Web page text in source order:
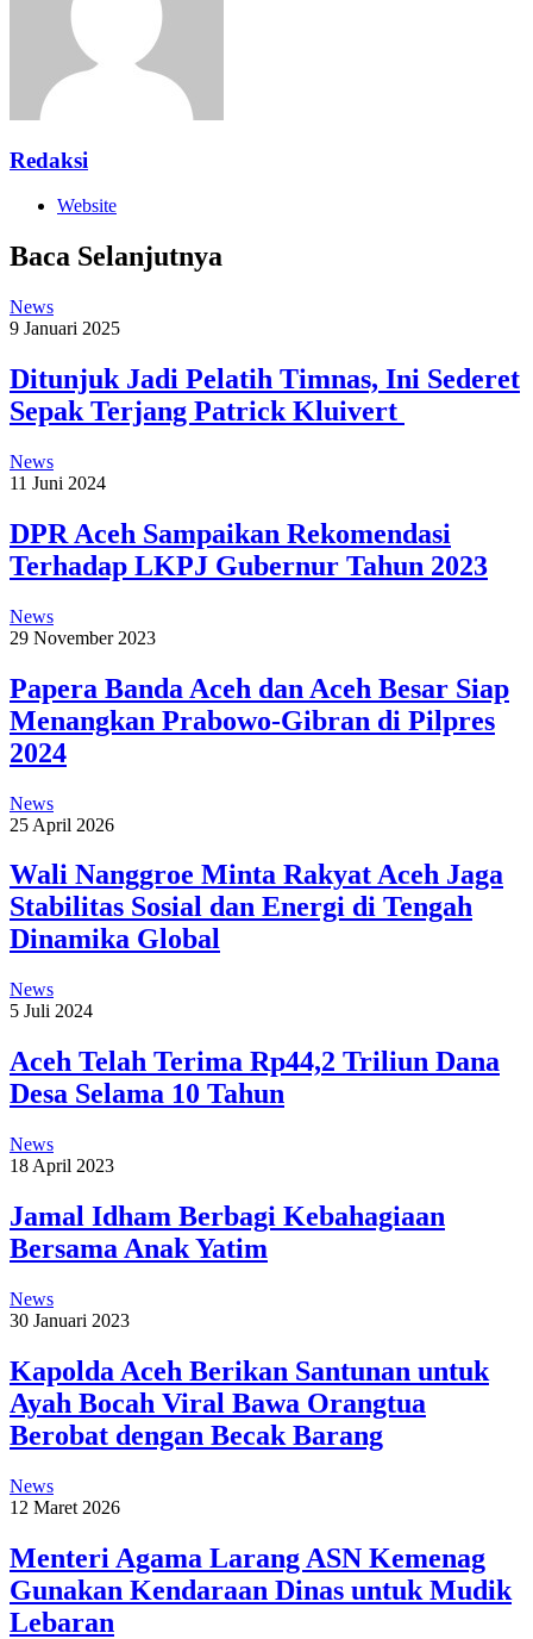
Redaksi
Website
Baca Selanjutnya
News
9 Januari 2025
Ditunjuk Jadi Pelatih Timnas, Ini Sederet
Sepak Terjang Patrick Kluivert
News
11 Juni 2024
DPR Aceh Sampaikan Rekomendasi
Terhadap LKPJ Gubernur Tahun 2023
News
29 November 2023
Papera Banda Aceh dan Aceh Besar Siap
Menangkan Prabowo-Gibran di Pilpres
2024
News
25 April 2026
Wali Nanggroe Minta Rakyat Aceh Jaga
Stabilitas Sosial dan Energi di Tengah
Dinamika Global
News
5 Juli 2024
Aceh Telah Terima Rp44,2 Triliun Dana
Desa Selama 10 Tahun
News
18 April 2023
Jamal Idham Berbagi Kebahagiaan
Bersama Anak Yatim
News
30 Januari 2023
Kapolda Aceh Berikan Santunan untuk
Ayah Bocah Viral Bawa Orangtua
Berobat dengan Becak Barang
News
12 Maret 2026
Menteri Agama Larang ASN Kemenag
Gunakan Kendaraan Dinas untuk Mudik
Lebaran